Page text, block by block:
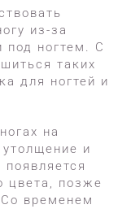
из-за
под ногтем. С
таких
для ногтей и
на
утолщение и
цвета, позже
временем